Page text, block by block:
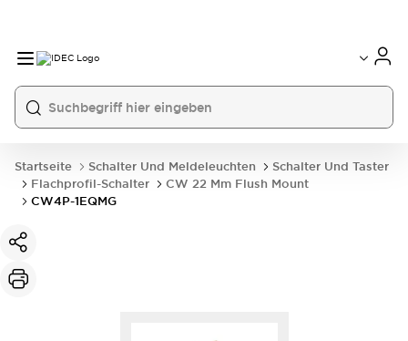
Startseite Schalter Und Meldeleuchten
Schalter Und Taster
Flachprofil-Schalter
CW 22 Mm Flush Mount
CW4P-1EQMG